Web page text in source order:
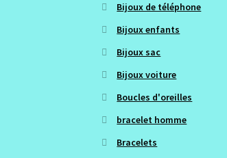
Bijoux de téléphone
Bijoux enfants
Bijoux sac
Bijoux voiture
Boucles d'oreilles
bracelet homme
Bracelets